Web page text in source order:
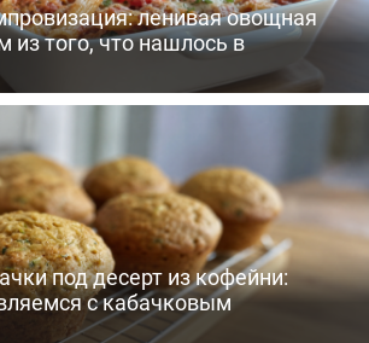
ленивая овощная
из того, что нашлось в
под десерт из кофейни:
с кабачковым